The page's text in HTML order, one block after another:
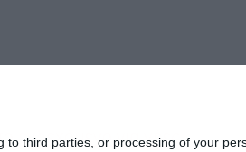
to third parties, or processing of your
ενδεχόμενο για νέες